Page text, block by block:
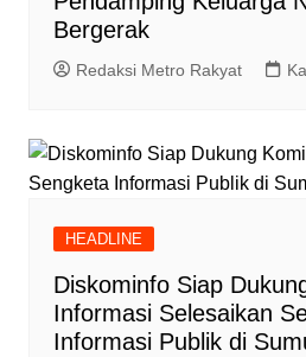
Bergerak
Redaksi Metro Rakyat
HEADLINE
Diskominfo Siap
Informasi Selesaikan
Informasi Publik di